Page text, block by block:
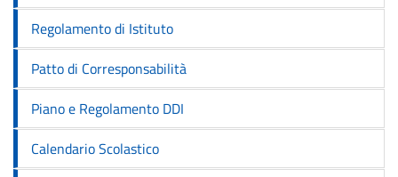
Regolamento di Istituto
Patto di Corresponsabilità
Piano e Regolamento DDI
Calendario Scolastico